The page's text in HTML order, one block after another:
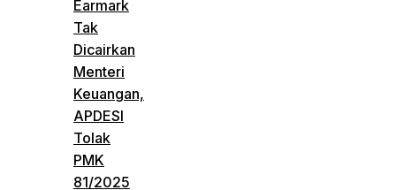
Earmark
Tak
Dicairkan
Menteri
Keuangan,
APDESI
Tolak
PMK
81/2025